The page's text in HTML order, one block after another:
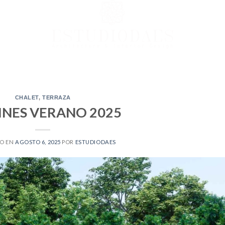
CHALET,TERRAZA
VERANO 2025
EN AGOSTO 6, 2025 POR ESTUDIODAES